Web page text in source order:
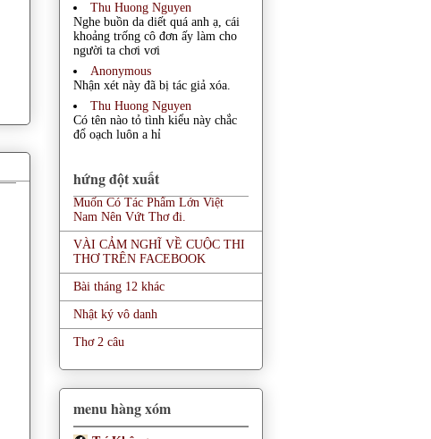
Thu Huong Nguyen
Nghe buồn da diết quá anh ạ, cái
khoảng trống cô đơn ấy làm cho
người ta chơi vơi
Anonymous
Nhận xét này đã bị tác giả xóa.
Thu Huong Nguyen
Có tên nào tỏ tình kiểu này chắc
đổ oạch luôn a hỉ
hứng đột xuất
Muốn Có Tác Phẩm Lớn Việt
Nam Nên Vứt Thơ đi.
VÀI CẢM NGHĨ VỀ CUỘC THI
THƠ TRÊN FACEBOOK
Bài tháng 12 khác
Nhật ký vô danh
Thơ 2 câu
menu hàng xóm